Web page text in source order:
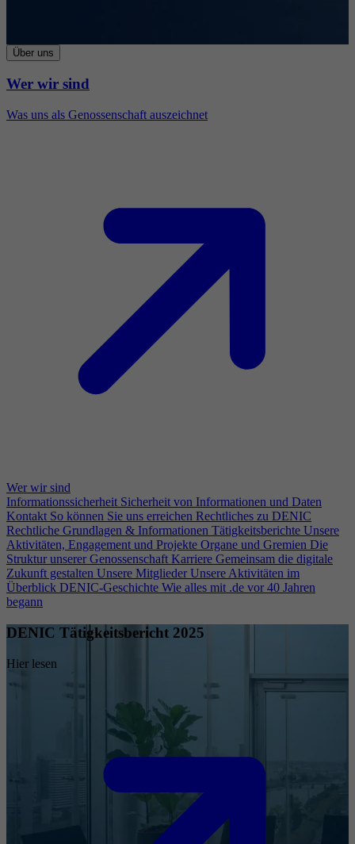
Über uns
Wer wir sind
Was uns als Genossenschaft auszeichnet
Wer wir sind
Informationssicherheit Sicherheit von Informationen und Daten
Kontakt So können Sie uns erreichen Rechtliches zu DENIC
Rechtliche Grundlagen & Informationen Tätigkeitsberichte Unsere
Aktivitäten, Engagement und Projekte Organe und Gremien Die
Struktur unserer Genossenschaft Karriere Gemeinsam die digitale
Zukunft gestalten Unsere Mitglieder Unsere Aktivitäten im
Überblick DENIC-Geschichte Wie alles mit .de vor 40 Jahren
begann
DENIC Tätigkeitsbericht 2025
Hier lesen